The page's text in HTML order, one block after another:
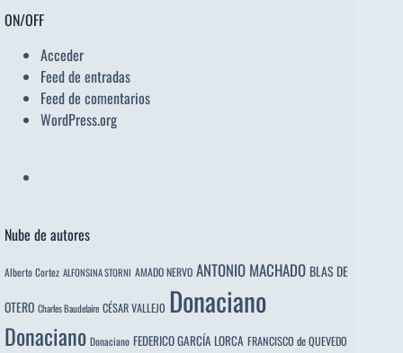
ON/OFF
Acceder
Feed de entradas
Feed de comentarios
WordPress.org
Nube de autores
Alberto Cortez ALFONSINA STORNI AMADO NERVO ANTONIO MACHADO BLAS DE
OTERO Charles Baudelaire CÉSAR VALLEJO Donaciano
Donaciano Donaciano FEDERICO GARCÍA LORCA FRANCISCO de QUEVEDO